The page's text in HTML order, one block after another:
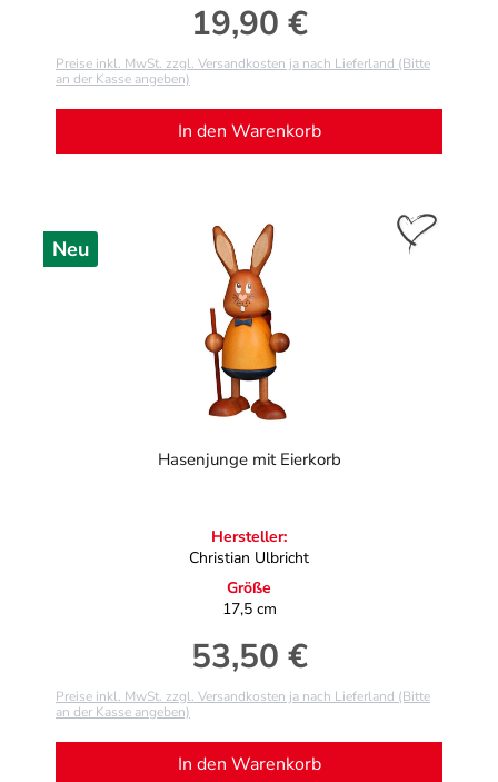
Regulärer Preis:
19,90 €
Preise inkl. MwSt. zzgl. Versandkosten ja nach Lieferland (Bitte
an der Kasse angeben)
In den Warenkorb
Neu
Hasenjunge mit Eierkorb
Hersteller:
Christian Ulbricht
Größe
17,5 cm
Regulärer Preis:
53,50 €
Preise inkl. MwSt. zzgl. Versandkosten ja nach Lieferland (Bitte
an der Kasse angeben)
In den Warenkorb